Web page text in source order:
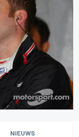
NIEUWS